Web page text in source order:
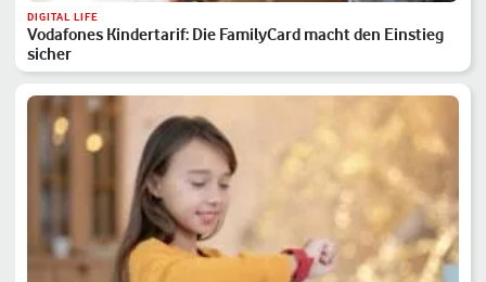
DIGITAL LIFE
Vodafones Kindertarif: Die FamilyCard macht den Einstieg
sicher